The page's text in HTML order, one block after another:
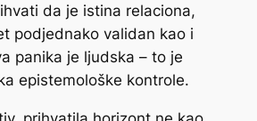
da je istina relaciona,
podjednako validan kao i
panika je ljudska – to je
epistemološke kontrole.